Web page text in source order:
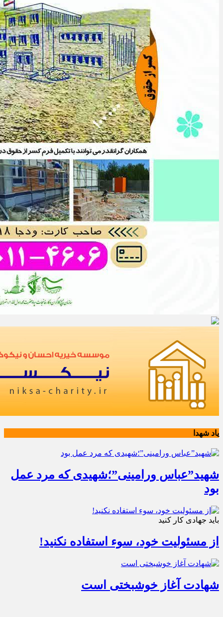
یاد شهدا
شهید”عباس ورامینی”؛شهیدی که مرد عمل
بود
باید جهادی کار کنید
از مسئولیت خود، سوء استفاده نکنید!
شهادت آغاز خوشبختی است